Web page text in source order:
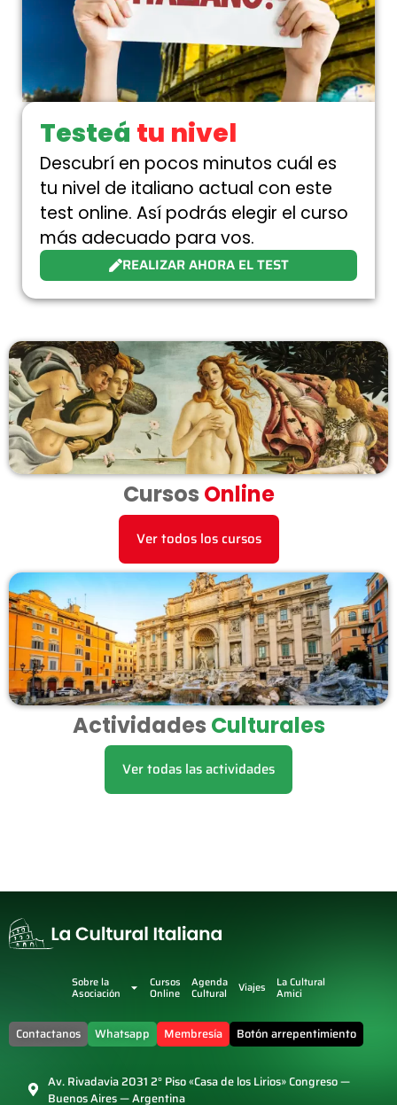
Testeá tu nivel
Descubrí en pocos minutos cuál es
tu nivel de italiano actual con este
test online. Así podrás elegir el curso
más adecuado para vos.
REALIZAR AHORA EL TEST
Cursos Online
Ver todos los cursos
Actividades Culturales
Ver todas las actividades
Sobre la
Asociación
Cursos
Online
Agenda
Cultural Viajes La Cultural
Amici
Contactanos Whatsapp Membresía Botón arrepentimiento
Av. Rivadavia 2031 2° Piso «Casa de los Lirios» Congreso —
Buenos Aires — Argentina